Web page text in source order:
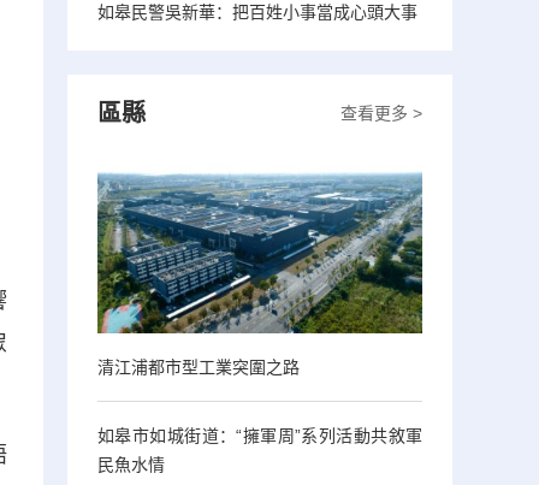
如皋民警吳新華：把百姓小事當成心頭大事
查看更多 >
區縣
清江浦都市型工業突圍之路
如皋市如城街道：“擁軍周”系列活動共敘軍
民魚水情